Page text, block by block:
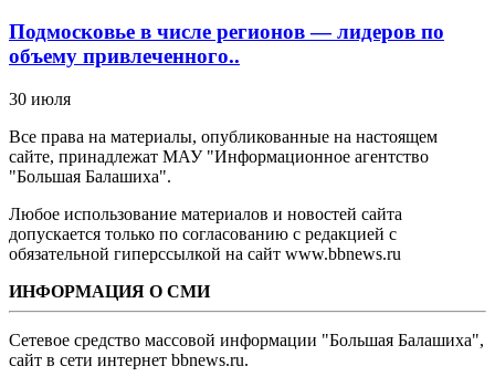
Подмосковье в числе регионов — лидеров по
объему привлеченного..
30 июля
Все права на материалы, опубликованные на настоящем
сайте, принадлежат МАУ "Информационное агентство
"Большая Балашиха".
Любое использование материалов и новостей сайта
допускается только по согласованию с редакцией с
обязательной гиперссылкой на сайт www.bbnews.ru
ИНФОРМАЦИЯ О СМИ
Сетевое средство массовой информации "Большая Балашиха",
сайт в сети интернет bbnews.ru.